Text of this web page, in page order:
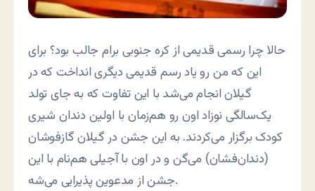
حالا چرا رسمی قدیمی از کره جنوبی برام جالب بود؟ برای
این که من رو یاد رسم قدیمی دیگری انداخت که در
گیلان انجام می‌شد با این تفاوت که به جای تولد
یک‌سالگی نوزاد اون رو هم‌زمان با اولین دندان شیری
کودک برگزار می‌کردند. به این جشن در گیلان گازفوشان
(دندان‌فشان) می‌گن و در اون با آجیلی هم‌نام با این
جشن از مدعوین پذیرایی می‌شه.